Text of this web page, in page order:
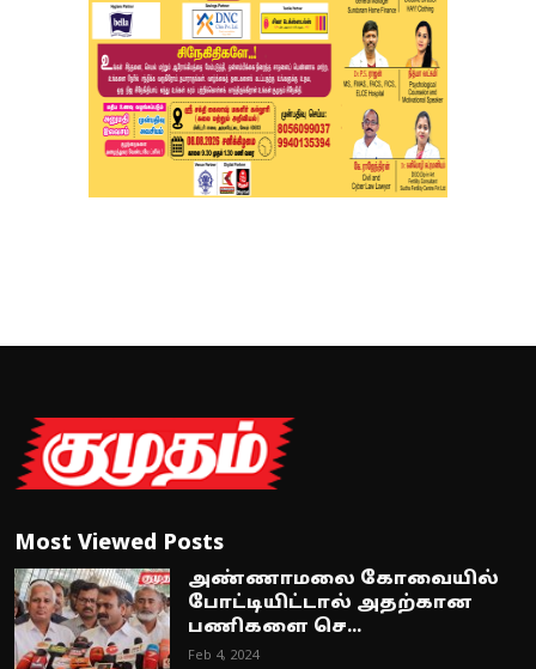
Most Viewed Posts
அண்ணாமலை கோவையில்
போட்டியிட்டால் அதற்கான
பணிகளை செ...
Feb 4, 2024